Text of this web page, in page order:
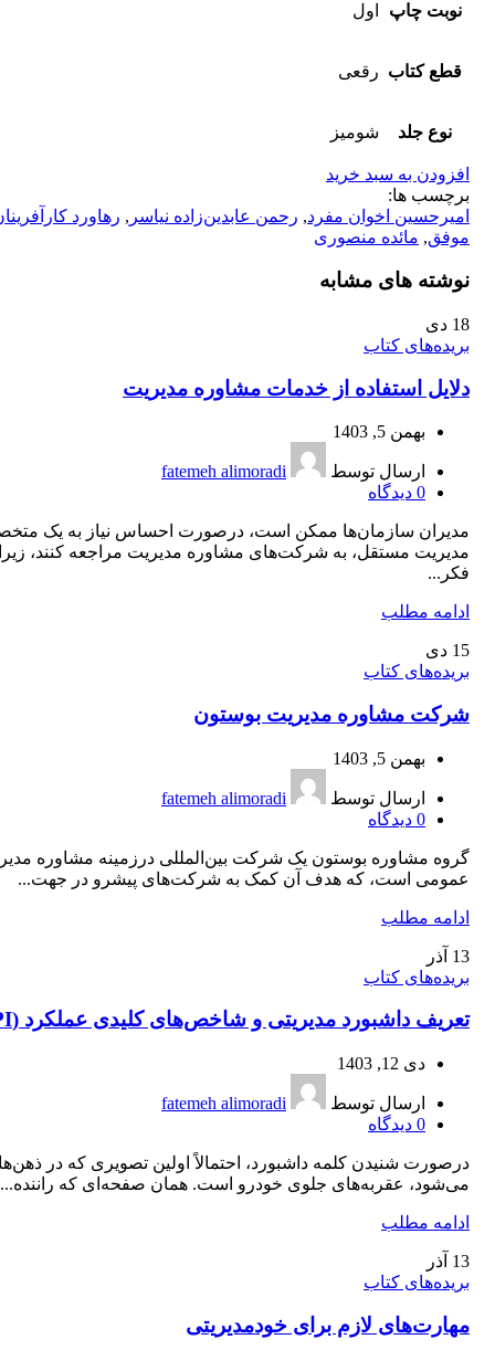
نوبت چاپ اول
قطع کتاب رقعی
نوع جلد شومیز
افزودن به سبد خرید
برچسب ها:
امیرحسین اخوان مفرد, رحمن عابدین‌زاده نیاسر , رهاورد
موفق, مائده منصوری
نوشته های مشابه
18 دی
بریده‌های کتاب
دلایل استفاده از خدمات مشاوره مدیریت
بهمن 5, 1403
ارسال توسط
fatemeh alimoradi
0 دیدگاه
مدیران سازمان‌ها ممکن است، درصورت احساس نیاز به یک
مدیریت مستقل، به شرکت‌های مشاوره مدیریت مراجعه کنند،
فکر...
ادامه مطلب
15 دی
بریده‌های کتاب
شرکت مشاوره مدیریت بوستون
بهمن 5, 1403
ارسال توسط
fatemeh alimoradi
0 دیدگاه
گروه مشاوره بوستون یک شرکت بین‌المللی درزمینه مشاوره
عمومی است، که هدف آن کمک به شرکت‌های پیشرو در جهت...
ادامه مطلب
13 آذر
بریده‌های کتاب
تعریف داشبورد مدیریتی و شاخص‌های کلیدی عملکرد (KPI)
دی 12, 1403
ارسال توسط
fatemeh alimoradi
0 دیدگاه
درصورت شنیدن کلمه داشبورد، احتمالاً اولین تصویری که در ذهن‌ها
می‌شود، عقربه‌های جلوی خودرو است. همان صفحه‌ای که راننده...
ادامه مطلب
13 آذر
بریده‌های کتاب
مهارت‌های لازم برای خودمديريتی